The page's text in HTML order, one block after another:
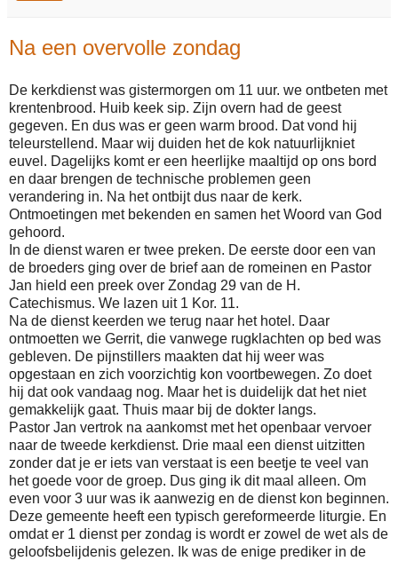
Na een overvolle zondag
De kerkdienst was gistermorgen om 11 uur. we ontbeten met
krentenbrood. Huib keek sip. Zijn overn had de geest
gegeven. En dus was er geen warm brood. Dat vond hij
teleurstellend. Maar wij duiden het de kok natuurlijkniet
euvel. Dagelijks komt er een heerlijke maaltijd op ons bord
en daar brengen de technische problemen geen
verandering in. Na het ontbijt dus naar de kerk.
Ontmoetingen met bekenden en samen het Woord van God
gehoord.
In de dienst waren er twee preken. De eerste door een van
de broeders ging over de brief aan de romeinen en Pastor
Jan hield een preek over Zondag 29 van de H.
Catechismus. We lazen uit 1 Kor. 11.
Na de dienst keerden we terug naar het hotel. Daar
ontmoetten we Gerrit, die vanwege rugklachten op bed was
gebleven. De pijnstillers maakten dat hij weer was
opgestaan en zich voorzichtig kon voortbewegen. Zo doet
hij dat ook vandaag nog. Maar het is duidelijk dat het niet
gemakkelijk gaat. Thuis maar bij de dokter langs.
Pastor Jan vertrok na aankomst met het openbaar vervoer
naar de tweede kerkdienst. Drie maal een dienst uitzitten
zonder dat je er iets van verstaat is een beetje te veel van
het goede voor de groep. Dus ging ik dit maal alleen. Om
even voor 3 uur was ik aanwezig en de dienst kon beginnen.
Deze gemeente heeft een typisch gereformeerde liturgie. En
omdat er 1 dienst per zondag is wordt er zowel de wet als de
geloofsbelijdenis gelezen. Ik was de enige prediker in de